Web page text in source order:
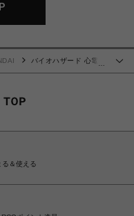
バイオハザード 心電図
＆使える